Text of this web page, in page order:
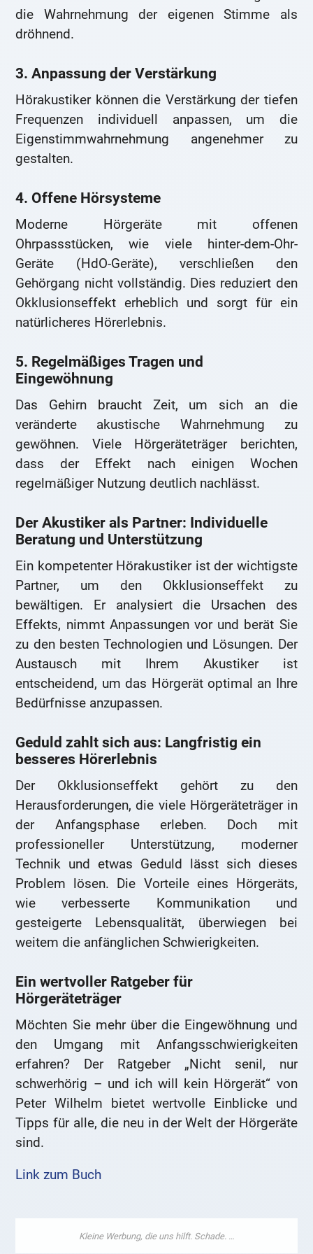
die Wahrnehmung der eigenen Stimme als
dröhnend.
3. Anpassung der Verstärkung
Hörakustiker können die Verstärkung der tiefen
Frequenzen individuell anpassen, um die
Eigenstimmwahrnehmung angenehmer zu
gestalten.
4. Offene Hörsysteme
Moderne Hörgeräte mit offenen
Ohrpassstücken, wie viele hinter-dem-Ohr-
Geräte (HdO-Geräte), verschließen den
Gehörgang nicht vollständig. Dies reduziert den
Okklusionseffekt erheblich und sorgt für ein
natürlicheres Hörerlebnis.
5. Regelmäßiges Tragen und
Eingewöhnung
Das Gehirn braucht Zeit, um sich an die
veränderte akustische Wahrnehmung zu
gewöhnen. Viele Hörgeräteträger berichten,
dass der Effekt nach einigen Wochen
regelmäßiger Nutzung deutlich nachlässt.
Der Akustiker als Partner: Individuelle
Beratung und Unterstützung
Ein kompetenter Hörakustiker ist der wichtigste
Partner, um den Okklusionseffekt zu
bewältigen. Er analysiert die Ursachen des
Effekts, nimmt Anpassungen vor und berät Sie
zu den besten Technologien und Lösungen. Der
Austausch mit Ihrem Akustiker ist
entscheidend, um das Hörgerät optimal an Ihre
Bedürfnisse anzupassen.
Geduld zahlt sich aus: Langfristig ein
besseres Hörerlebnis
Der Okklusionseffekt gehört zu den
Herausforderungen, die viele Hörgeräteträger in
der Anfangsphase erleben. Doch mit
professioneller Unterstützung, moderner
Technik und etwas Geduld lässt sich dieses
Problem lösen. Die Vorteile eines Hörgeräts,
wie verbesserte Kommunikation und
gesteigerte Lebensqualität, überwiegen bei
weitem die anfänglichen Schwierigkeiten.
Ein wertvoller Ratgeber für
Hörgeräteträger
Möchten Sie mehr über die Eingewöhnung und
den Umgang mit Anfangsschwierigkeiten
erfahren? Der Ratgeber „Nicht senil, nur
schwerhörig – und ich will kein Hörgerät“ von
Peter Wilhelm bietet wertvolle Einblicke und
Tipps für alle, die neu in der Welt der Hörgeräte
sind.
Link zum Buch